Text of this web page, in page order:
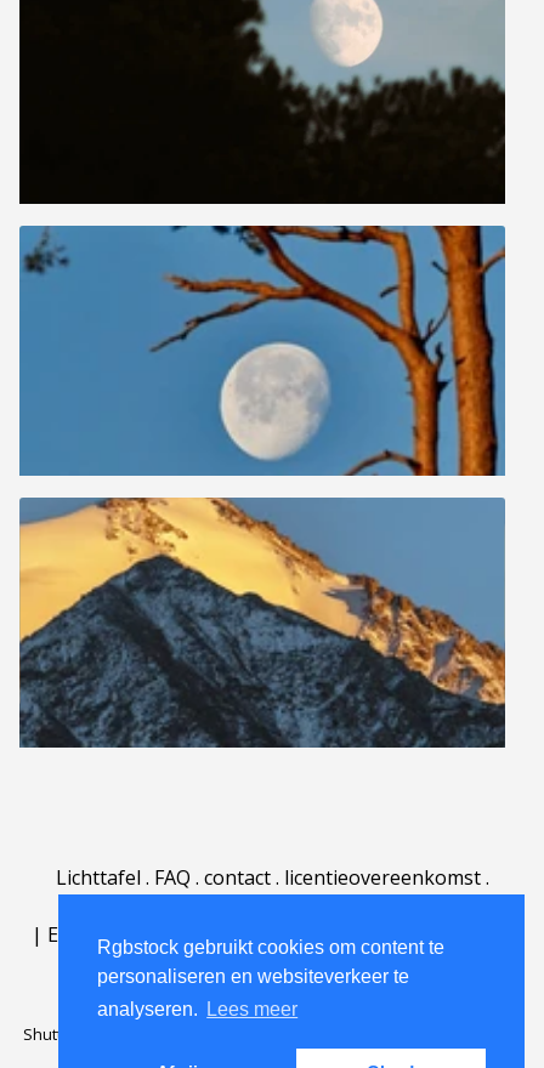
Rgbstock gebruikt cookies om content te
personaliseren en websiteverkeer te
analyseren.
Lees meer
Lichttafel . FAQ . contact. licentieovereenkomst.
| English | Deutsch Español | Português
Nederlands|
Shutterstock official partner of Rgbstock
Rgbstock